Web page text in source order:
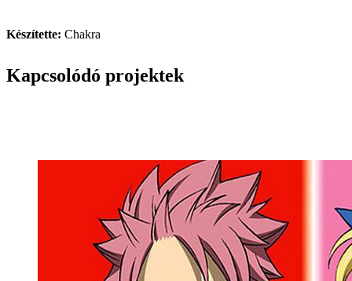
Készítette: Chakra
Kapcsolódó projektek